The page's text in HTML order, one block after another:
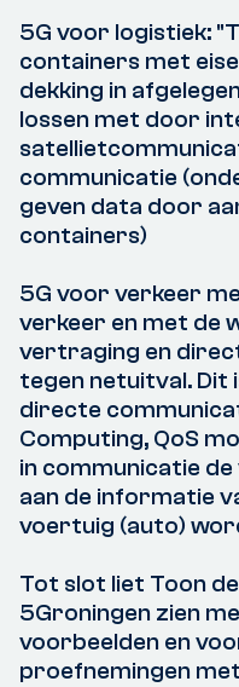
5G voor logistiek:
containers met
dekking in
lossen met door
communicatie
geven data door
containers)
5G voor verkeer
verkeer en met de
vertraging en
tegen netuitval. Dit
directe
Computing, QoS
in communicatie
aan de informatie
voertuig (auto)
Tot slot liet Toon
5Groningen zien
voorbeelden en
proefnemingen